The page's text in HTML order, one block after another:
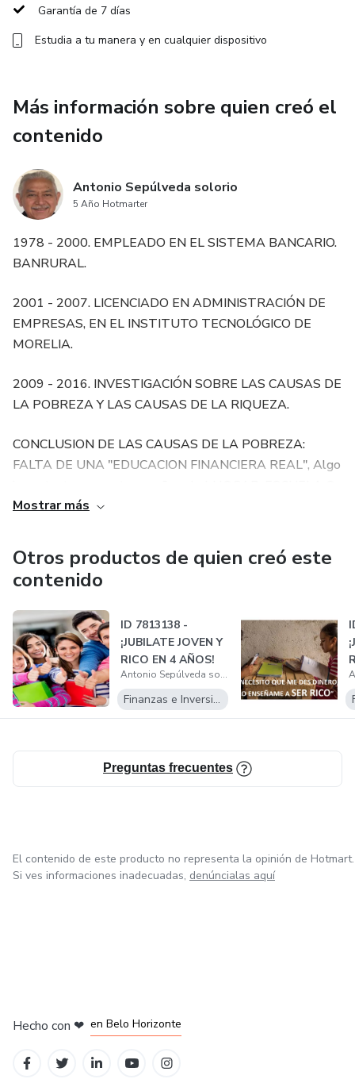
Garantía de 7 días
Estudia a tu manera y en cualquier dispositivo
Más información sobre quien creó el
contenido
Antonio Sepúlveda solorio
5 Año Hotmarter
1978 - 2000. EMPLEADO EN EL SISTEMA BANCARIO.
BANRURAL.
2001 - 2007. LICENCIADO EN ADMINISTRACIÓN DE
EMPRESAS, EN EL INSTITUTO TECNOLÓGICO DE
MORELIA.
2009 - 2016. INVESTIGACIÓN SOBRE LAS CAUSAS DE
LA POBREZA Y LAS CAUSAS DE LA RIQUEZA.
CONCLUSION DE LAS CAUSAS DE LA POBREZA:
FALTA DE UNA "EDUCACION FINANCIERA REAL", Algo
UNIVERSIDAD.
Educación que los ricos les enseñan a sus hijos y los padres
pobres NO.
INVESTIGACIONES SOBRE EDUCACIÓN FINANCIERA
REAL Y NEGOCIOS CON SISTEMA EN RED.
2017 - 2021. ELABORACION DEL PROGRAMA DE
ESTUDIO DIGITAL EN LÍNEA, PARA ENSEÑARTE UN
NUEVO MODELO EDUCATIVO EMPRESARIAL:
SISTEMA EN RED. ALGO IMPORTANTE QUE NO TE
ENSEÑAN EN EL HOGAR, ESCUELA O UNIVERSIDAD.
DONDE APRENDERÁS A SALIR DE LA POBREZA
RIQUEZA.
Mostrar más
Otros productos de quien creó este
contenido
ID 7813138 -
¡JUBILATE JOVEN Y
RICO EN 4 AÑOS!
Antonio Sepúlveda solorio
Finanzas e Inversiones
Preguntas frecuentes
El contenido de este producto no representa la opinión de Hotmart.
Si ves informaciones inadecuadas, denúncialas aquí
Hecho con ❤ en Belo Horizonte